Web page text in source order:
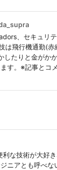
、セキュリ
は飛行機通勤(
したりと金がか
す。※記事とコ
な技術が大好
ニアとも呼べ